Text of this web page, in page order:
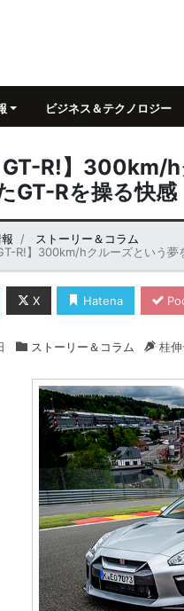
ビジネス＆テクノロジー
GT-R!】300km/
GT-Rを操る快感
ストーリー＆コラム
R!】300km/hクルーズという
X Hatena
ストーリー＆コラム 桂伸